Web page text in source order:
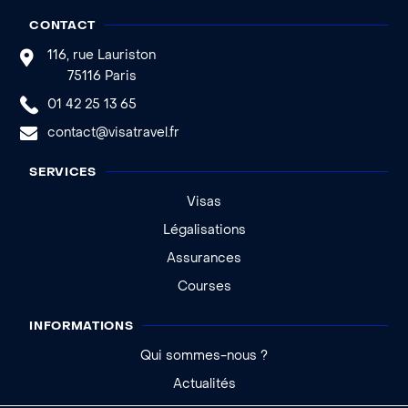
CONTACT
116, rue Lauriston
75116 Paris
01 42 25 13 65
contact@visatravel.fr
SERVICES
Visas
Légalisations
Assurances
Courses
INFORMATIONS
Qui sommes-nous ?
Actualités